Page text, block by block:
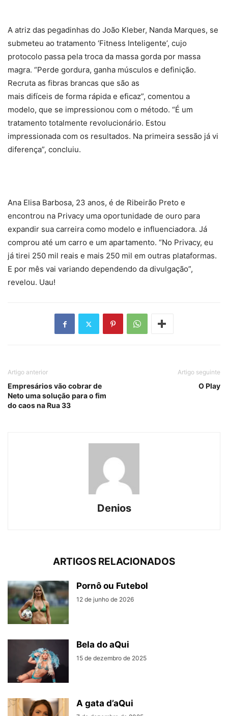
A atriz das pegadinhas do João Kleber, Nanda Marques, se
submeteu ao tratamento ‘Fitness Inteligente’, cujo
protocolo passa pela troca da massa gorda por massa
magra. “Perde gordura, ganha músculos e definição.
Recruta as fibras brancas que são as
mais difíceis de forma rápida e eficaz”, comentou a
modelo, que se impressionou com o método. “É um
tratamento totalmente revolucionário. Estou
impressionada com os resultados. Na primeira sessão já vi
diferença”, concluiu.
Ana Elisa Barbosa, 23 anos, é de Ribeirão Preto e
encontrou na Privacy uma oportunidade de ouro para
expandir sua carreira como modelo e influenciadora. Já
comprou até um carro e um apartamento. “No Privacy, eu
já tirei 250 mil reais e mais 250 mil em outras plataformas.
E por mês vai variando dependendo da divulgação”,
revelou. Uau!
Artigo anterior
Empresários vão cobrar de
Neto uma solução para o fim
do caos na Rua 33
Artigo seguinte
O Play
Denios
ARTIGOS RELACIONADOS
Pornô ou Futebol
12 de junho de 2026
Bela do aQui
15 de dezembro de 2025
A gata d’aQui